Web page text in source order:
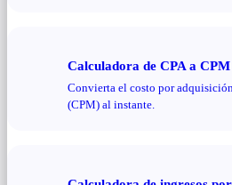
Calculadora de CPA a CPM
Convierta el costo por
(CPM) al instante.